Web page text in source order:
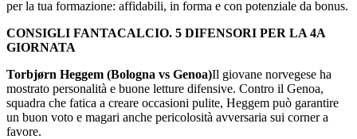
per la tua formazione: affidabili, in forma e con potenziale da bonus.
CONSIGLI FANTACALCIO. 5 DIFENSORI PER LA 4A
GIORNATA
Torbjørn Heggem (Bologna vs Genoa)Il giovane norvegese ha
mostrato personalità e buone letture difensive. Contro il Genoa,
squadra che fatica a creare occasioni pulite, Heggem può garantire
un buon voto e magari anche pericolosità avversaria sui corner a
favore.